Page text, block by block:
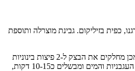
פלפל שחור, כפית אורגנו, כפית בזיליקום. גבינת מוצרלה ותוספת
אופן ההכנה: שמים במיקסר עם וו לישה את כל מרכיבי הבצק ללא המים ולאט מוסיפים את המים. מערבבים לפחות 10 דקות. מניחים בצד להתפחה קצרה, ומכינים את הרוטב. לאחר מכן מחלקים את הבצק ל-2 פיצות בינוניות
או 4 אישיות ושוב מניחים בצד להתפחה קלה, מורחים את הרוטב, מפזרים את המוצרלה והתוספות הרצויות. להכנת הרוטב, שמים בסיר את השמן ואת הרסק מהעגבניות הטריות ורסק העגבניות והמים ומבשלים כ10-15 דקות,